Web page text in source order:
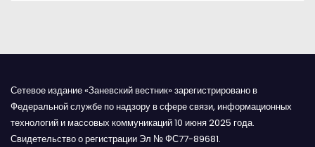
м
Сетевое издание «Заневский вестник» зарегистрировано в
Федеральной службе по надзору в сфере связи, информационных
технологий и массовых коммуникаций 10 июня 2025 года.
Свидетельство о регистрации Эл № ФС77-89681.